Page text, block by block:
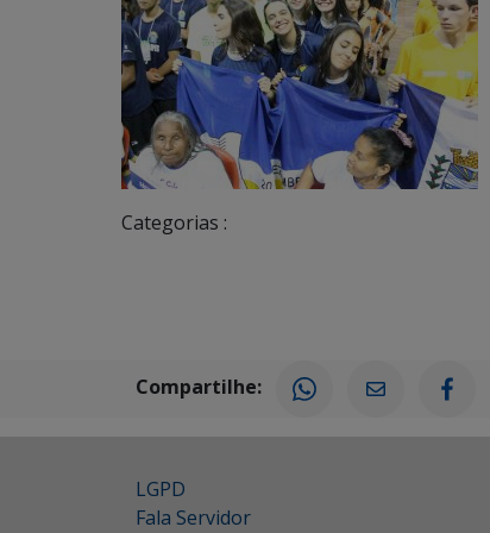
Categorias :
Compartilhe:
LGPD
Fala Servidor